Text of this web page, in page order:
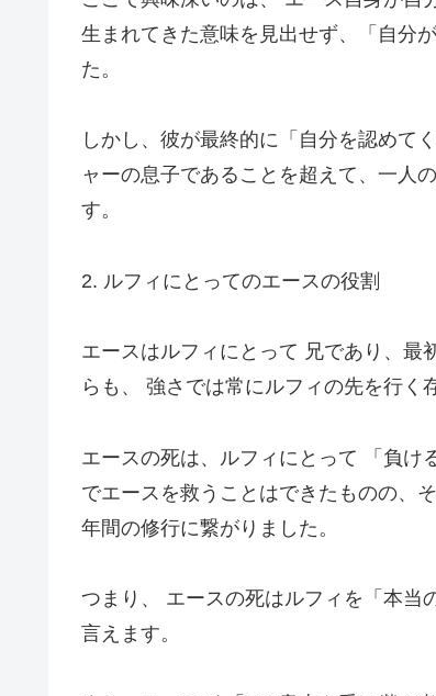
生まれてきた意味を見出せず、「自分
た。
しかし、彼が最終的に「自分を認めて
ャーの息子であることを超えて、一人
す。
2. ルフィにとってのエースの役割
エースはルフィにとって 兄であり、最
らも、 強さでは常にルフィの先を行く
エースの死は、ルフィにとって 「負け
でエースを救うことはできたものの、
年間の修行に繋がりました。
つまり、 エースの死はルフィを「本当
言えます。